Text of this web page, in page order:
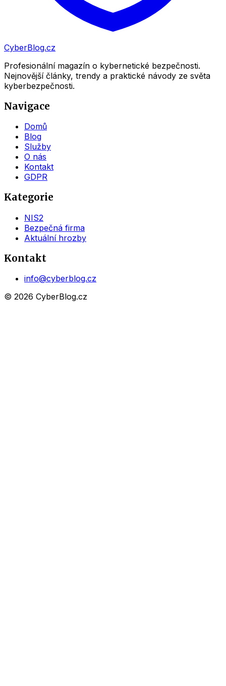
CyberBlog.cz
Profesionální magazín o kybernetické bezpečnosti.
Nejnovější články, trendy a praktické návody ze světa
kyberbezpečnosti.
Navigace
Domů
Blog
Služby
O nás
Kontakt
GDPR
Kategorie
NIS2
Bezpečná firma
Aktuální hrozby
Kontakt
info@cyberblog.cz
© 2026 CyberBlog.cz